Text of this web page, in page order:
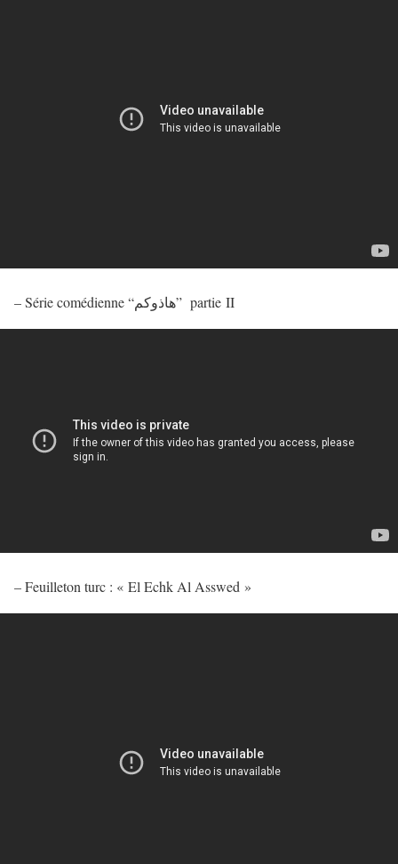
– Série comédienne “هاذوكم” partie II
– Feuilleton turc : « El Echk Al Asswed »